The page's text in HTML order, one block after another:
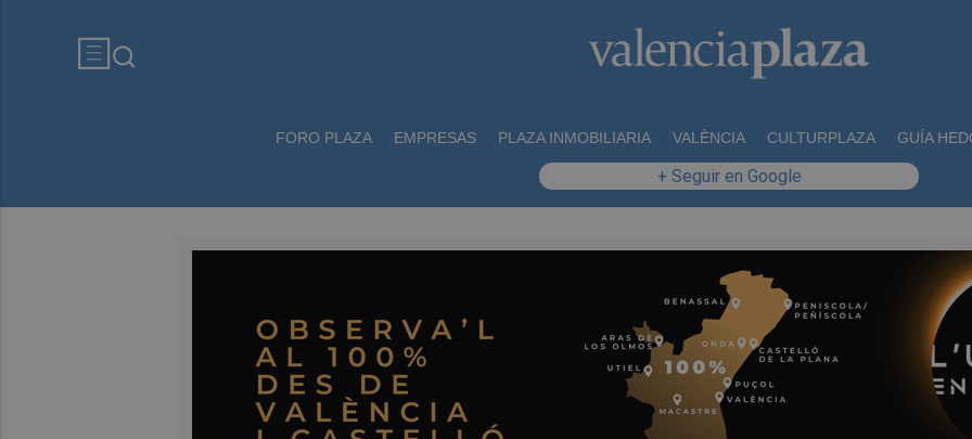
FORO PLAZA EMPRESAS PLAZA INMOBILIARIA VALÈNCIA CULTURPLAZA GUÍA
+ Seguir en Google